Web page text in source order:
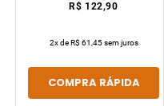
R$ 122,90
2x deR$ 61,45sem juros
COMPRA RÁPIDA